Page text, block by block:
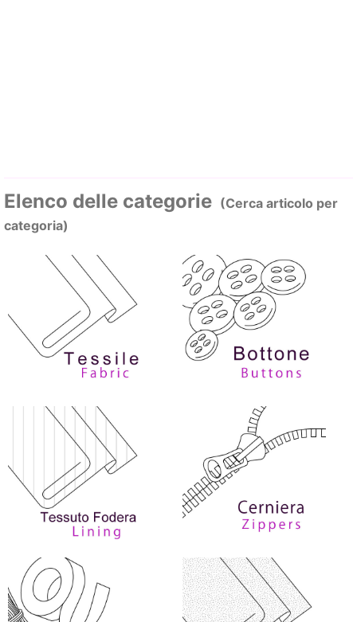
Elenco delle categorie (Cerca articolo per
categoria)